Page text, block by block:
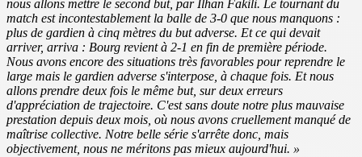
nous allons mettre le second but, par Ilhan Fakili. Le tournant du
match est incontestablement la balle de 3-0 que nous manquons :
plus de gardien à cinq mètres du but adverse. Et ce qui devait
arriver, arriva : Bourg revient à 2-1 en fin de première période.
Nous avons encore des situations très favorables pour reprendre le
large mais le gardien adverse s'interpose, à chaque fois. Et nous
allons prendre deux fois le même but, sur deux erreurs
d'appréciation de trajectoire. C'est sans doute notre plus mauvaise
prestation depuis deux mois, où nous avons cruellement manqué de
maîtrise collective. Notre belle série s'arrête donc, mais
objectivement, nous ne méritons pas mieux aujourd'hui. »